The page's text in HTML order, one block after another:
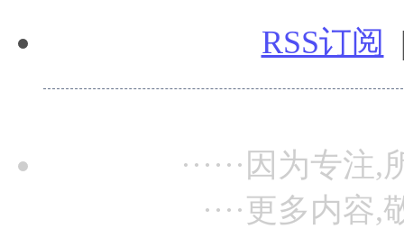
RSS订阅
······因为专注,
····更多内容,